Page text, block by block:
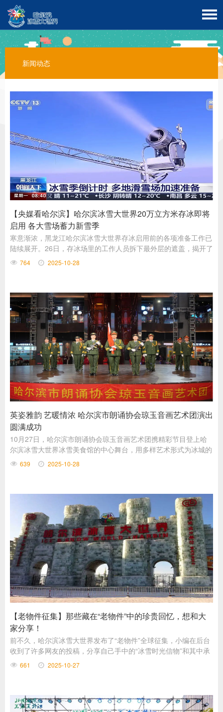
新闻动态
【央媒看哈尔滨】哈尔滨冰雪大世界20万立方米存冰即将
启用 各大雪场蓄力新雪季
寒意渐浓，黑龙江哈尔滨冰雪大世界存冰启用前的各项准备工作已
陆续展开。26日，存冰场里的工作人员拆下最外层的遮盖，揭开了
冰垛的第一层“面纱”。
764 2025-10-28
英姿雅韵 艺暖情浓 哈尔滨市朗诵协会琼玉音画艺术团演出
圆满成功
10月27日，哈尔滨市朗诵协会琼玉音画艺术团携精彩节目登上哈
尔滨冰雪大世界冰雪美食馆的中心舞台，用多样艺术形式为冰城的
深秋时节注入别样活力。
639 2025-10-28
【老物件征集】那些藏在“老物件”中的珍贵回忆，想和大
家分享！
前不久，哈尔滨冰雪大世界发布了“老物件”全球征集，小编在后台
收到了许多网友的投稿，分享自己手中的“冰雪时光信物”和其中承
载的珍贵记忆。下面，就请大家一起看看他们的珍藏与故事吧！
661 2025-10-27